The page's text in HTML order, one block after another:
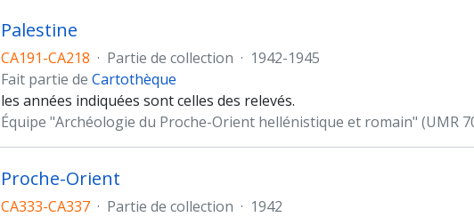
Palestine
CA191-CA218 · Partie de collection · 1942-1945
Fait partie de Cartothèque
les années indiquées sont celles des relevés.
Équipe "Archéologie du Proche-Orient hellénistique et romain" (UMR
Proche-Orient
CA333-CA337 · Partie de collection · 1942